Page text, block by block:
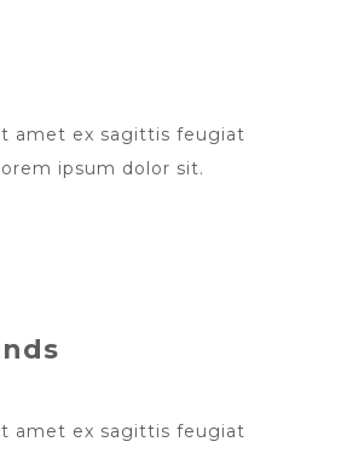
amet ex sagittis feugiat
ipsum dolor sit.
amet ex sagittis feugiat